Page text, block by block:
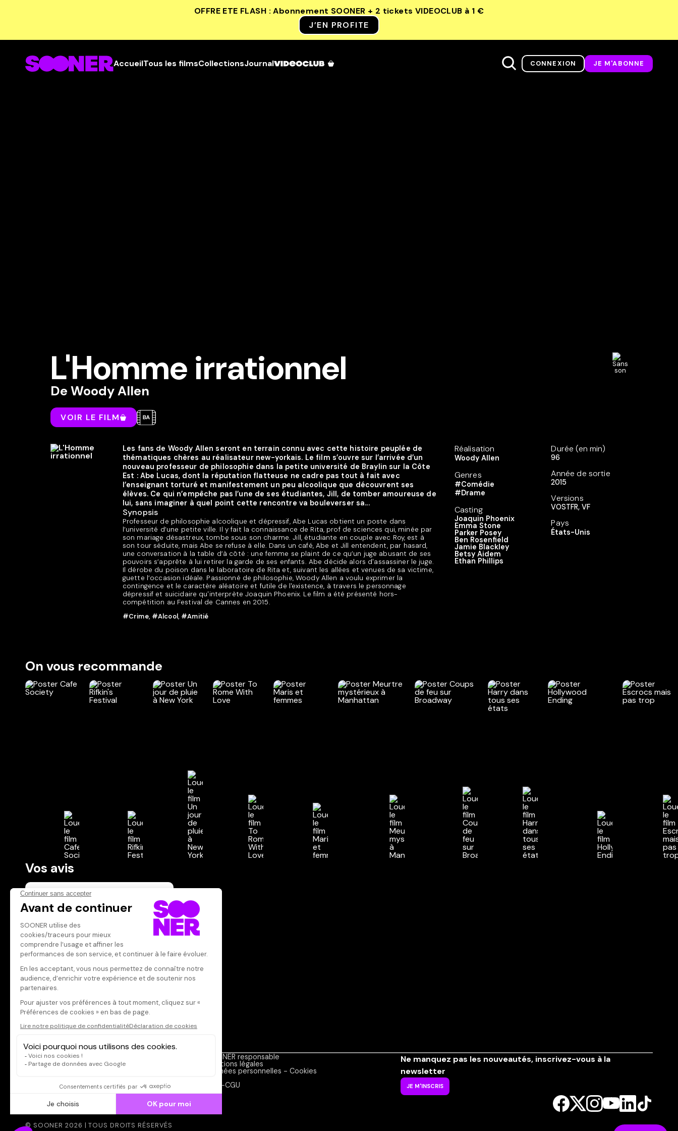
OFFRE ETE FLASH : Abonnement SOONER + 2 tickets VIDEOCLUB à 1 €
J’EN PROFITE
AccueilTous les filmsCollectionsJournal CONNEXION JE M'ABONNE
L'Homme irrationnel
De Woody Allen
VOIR LE FILM
Les fans de Woody Allen seront en terrain connu avec cette histoire peuplée de
thématiques chères au réalisateur new-yorkais. Le film s’ouvre sur l’arrivée d’un
nouveau professeur de philosophie dans la petite université de Braylin sur la Côte
Est : Abe Lucas, dont la réputation flatteuse ne cadre pas tout à fait avec
l’enseignant torturé et manifestement un peu alcoolique que découvrent ses
élèves. Ce qui n’empêche pas l’une de ses étudiantes, Jill, de tomber amoureuse de
lui, sans imaginer à quel point cette rencontre va bouleverser sa...
Synopsis
Professeur de philosophie alcoolique et dépressif, Abe Lucas obtient un poste dans
l’université d’une petite ville. Il y fait la connaissance de Rita, prof de sciences qui, minée par
son mariage désastreux, tombe sous son charme. Jill, étudiante en couple avec Roy, est à
son tour séduite, mais Abe se refuse à elle. Dans un café, Abe et Jill entendent, par hasard,
une conversation à la table d’à côté : une femme se plaint de ce qu’un juge abusant de ses
pouvoirs s’apprête à lui retirer la garde de ses enfants. Abe décide alors d'assassiner le juge.
Il dérobe du poison dans le laboratoire de Rita et, suivant les allées et venues de sa victime,
guette l’occasion idéale. Passionné de philosophie, Woody Allen a voulu exprimer la
contingence et le caractère aléatoire et futile de l'existence, à travers le personnage
dépressif et suicidaire qu'interprète Joaquin Phoenix. Le film a été présenté hors-
compétition au Festival de Cannes en 2015.
#Crime, #Alcool, #Amitié
Réalisation
Woody Allen
Genres
#Comédie
#Drame
Casting
Joaquin Phoenix
Emma Stone
Parker Posey
Ben Rosenfield
Jamie Blackley
Betsy Aidem
Ethan Phillips
Durée (en min)
96
Année de sortie
2015
Versions
VOSTFR, VF
Pays
États-Unis
On vous recommande
Vos avis
Donnez votre avis
Votre note
Votre commentaire
Il faut vous connecter pour
publier un avis
CONNEXION
Dispo dans l'abonnement
Contacts
SOONER responsable
Mentions légales
Données personnelles - Cookies
CGV-CGU
Ne manquez pas les nouveautés, inscrivez-vous à la
newsletter
JE M'INSCRIS
© SOONER 2026 | TOUS DROITS RÉSERVÉS